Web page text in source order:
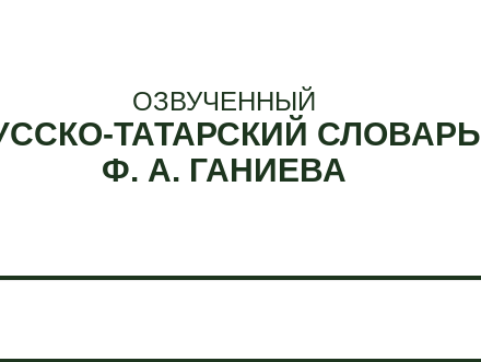
ОЗВУЧЕННЫЙ
ТАТАРСКИЙ СЛОВАРЬ
Ф. А. ГАНИЕВА